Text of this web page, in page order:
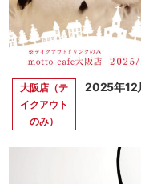
大阪店（テ
イクアウト
のみ）
2025年12